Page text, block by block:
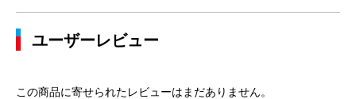
ユーザーレビュー
この商品に寄せられたレビューはまだありません。